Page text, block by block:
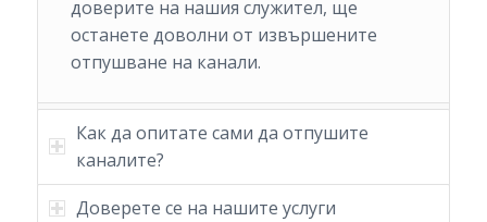
доверите на нашия служител, ще
останете доволни от извършените
отпушване на канали.
Как да опитате сами да отпушите
каналите?
Доверете се на нашите услуги